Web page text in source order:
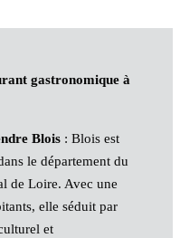
gastronomique à
Blois: Blois est
le département du
de Loire. Avec une
elle séduit par
et